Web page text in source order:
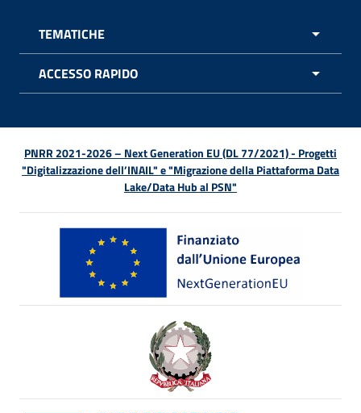
TEMATICHE
ACCESSO RAPIDO
PNRR 2021-2026 – Next Generation EU (DL 77/2021) - Progetti
"Digitalizzazione dell’INAIL" e "Migrazione della Piattaforma Data
Lake/Data Hub al PSN"